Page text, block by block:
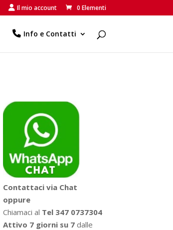
Il mio account 0 Elementi
Info e Contatti
Contattaci via Chat
oppure
Chiamaci al Tel 347 0737304
Attivo 7 giorni su 7 dalle